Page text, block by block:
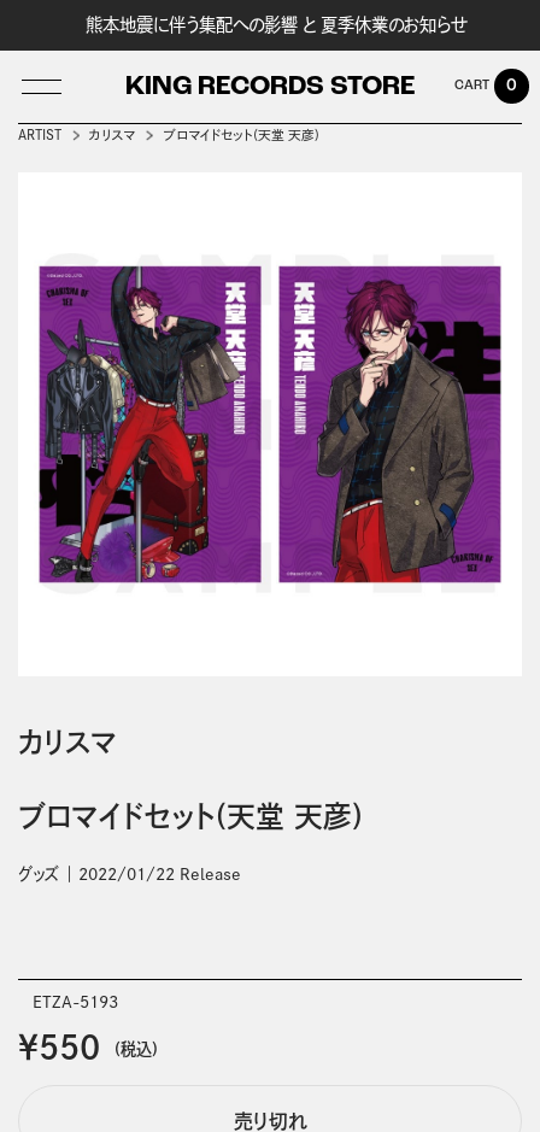
熊本地震に伴う集配への影響 と 夏季休業のお知らせ
KING RECORDS STORE 0
ARTIST カリスマ ブロマイドセット(天堂 天彦)
カリスマ
ブロマイドセット(天堂 天彦)
グッズ 2022/01/22 Release
ETZA-5193
￥550 (税込)
売り切れ